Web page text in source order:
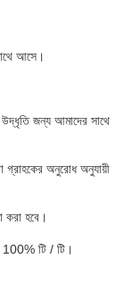
আসে।
জন্য আমাদের সাথে
গ্রাহকের অনুরোধ অনুযায়ী
করা হবে।
100% টি / টি।